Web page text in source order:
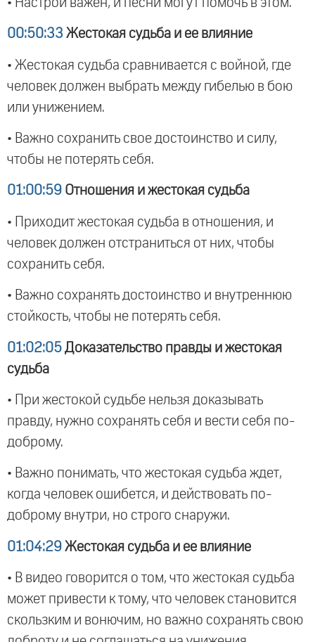
00:50:33 Жестокая судьба и ее влияние
• Жестокая судьба сравнивается с войной, где
человек должен выбрать между гибелью в бою
или унижением.
• Важно сохранить свое достоинство и силу,
чтобы не потерять себя.
01:00:59 Отношения и жестокая судьба
• Приходит жестокая судьба в отношения, и
человек должен отстраниться от них, чтобы
сохранить себя.
• Важно сохранять достоинство и внутреннюю
стойкость, чтобы не потерять себя.
01:02:05 Доказательство правды и жестокая
судьба
• При жестокой судьбе нельзя доказывать
правду, нужно сохранять себя и вести себя по-
доброму.
• Важно понимать, что жестокая судьба ждет,
когда человек ошибется, и действовать по-
доброму внутри, но строго снаружи.
01:04:29 Жестокая судьба и ее влияние
• В видео говорится о том, что жестокая судьба
может привести к тому, что человек становится
скользким и вонючим, но важно сохранять свою